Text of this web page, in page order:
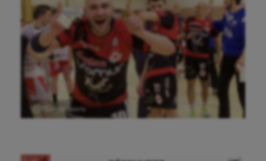
Ⓒ Gazette Sports